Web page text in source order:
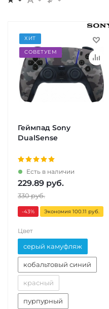
ХИТ
СОВЕТУЕМ
Геймпад Sony
DualSense
Есть в наличии
229.89 руб.
330руб.
-43% Экономия 100.11 руб.
Цвет
серый камуфляж
кобальтовый синий
красный
пурпурный